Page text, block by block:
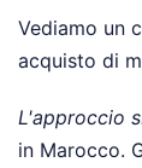
Vediamo un
acquisto di
L'approccio
in Marocco.